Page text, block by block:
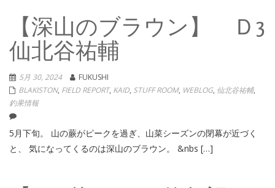
【深山のブラウン】 Ｄ3
仙北谷祐輔
5月 30, 2024
FUKUSHI
BLAKISTON, FIELD REPORT, KAID, STUFF ROOM, WEBLOG, 仙北谷祐輔,
釣果情報
5月下旬。 山の蕨がピークを過ぎ、山菜シーズンの閉幕が近づく
と、 気になってくるのは深山のブラウン。 &nbs […]